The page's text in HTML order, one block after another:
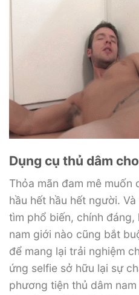
Dụng cụ thủ dâm
Thỏa mãn đam mê muốn
hầu hết hầu hết người.
tìm phổ biến, chính
nam giới nào cũng bắt
để mang lại trải nghiệm
ứng selfie sở hữu lại sự
phương tiện thủ dâm